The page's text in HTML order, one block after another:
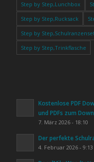
Step by Step,Lunchbox
Step by Step,Rucksack
Step by
Step by Step,Trinkflasche
Kostenlose PDF
und PDFs zum
7. März 2026 - 18:10
Der perfekte
4. Februar 2026 - 9:13